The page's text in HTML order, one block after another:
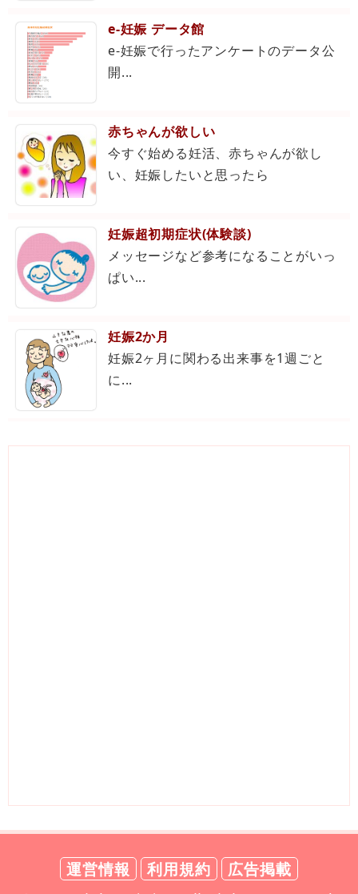
e-妊娠 データ館
e-妊娠で行ったアンケートのデータ公
開...
赤ちゃんが欲しい
今すぐ始める妊活、赤ちゃんが欲し
い、妊娠したいと思ったら
妊娠超初期症状(体験談)
メッセージなど参考になることがいっ
ぱい...
妊娠2か月
妊娠2ヶ月に関わる出来事を1週ごと
に...
運営情報 利用規約
広告掲載